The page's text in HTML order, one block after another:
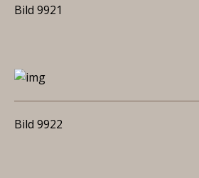
Bild 9921
Bild 9922